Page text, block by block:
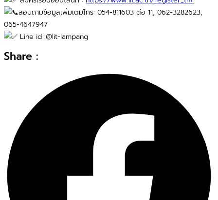
สอบถามข้อมูลเพิ่มเติมโทร: 054-811603 ต่อ 11, 062-3282623,
065-4647947
Line id :@lit-lampang
Share :